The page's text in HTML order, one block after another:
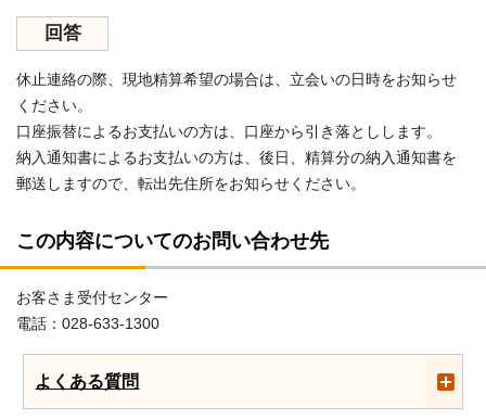
回答
休止連絡の際、現地精算希望の場合は、立会いの日時をお知らせ
ください。
口座振替によるお支払いの方は、口座から引き落としします。
納入通知書によるお支払いの方は、後日、精算分の納入通知書を
郵送しますので、転出先住所をお知らせください。
この内容についてのお問い合わせ先
お客さま受付センター
電話：028-633-1300
よくある質問